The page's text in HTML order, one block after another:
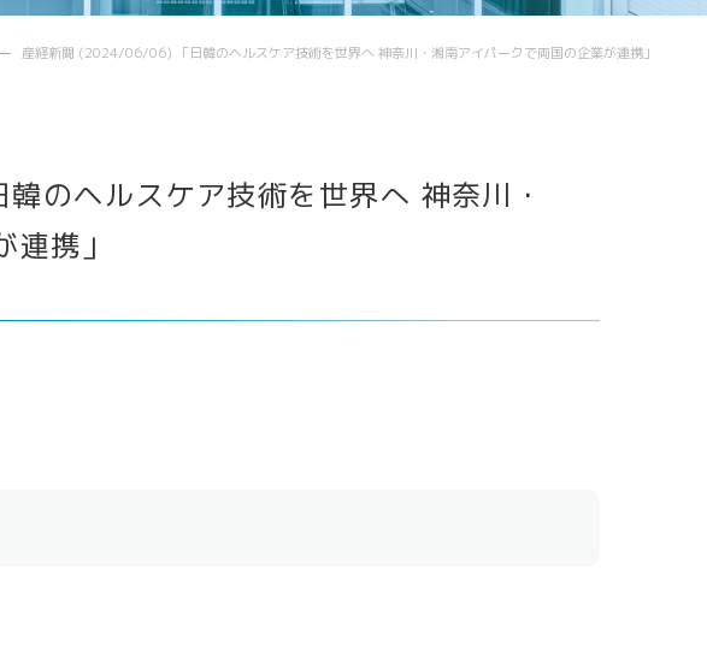
産経新聞 (2024/06/06) 「日韓のヘルスケア技術を世界へ 神奈川・湘南アイパークで両国の企業が連携」